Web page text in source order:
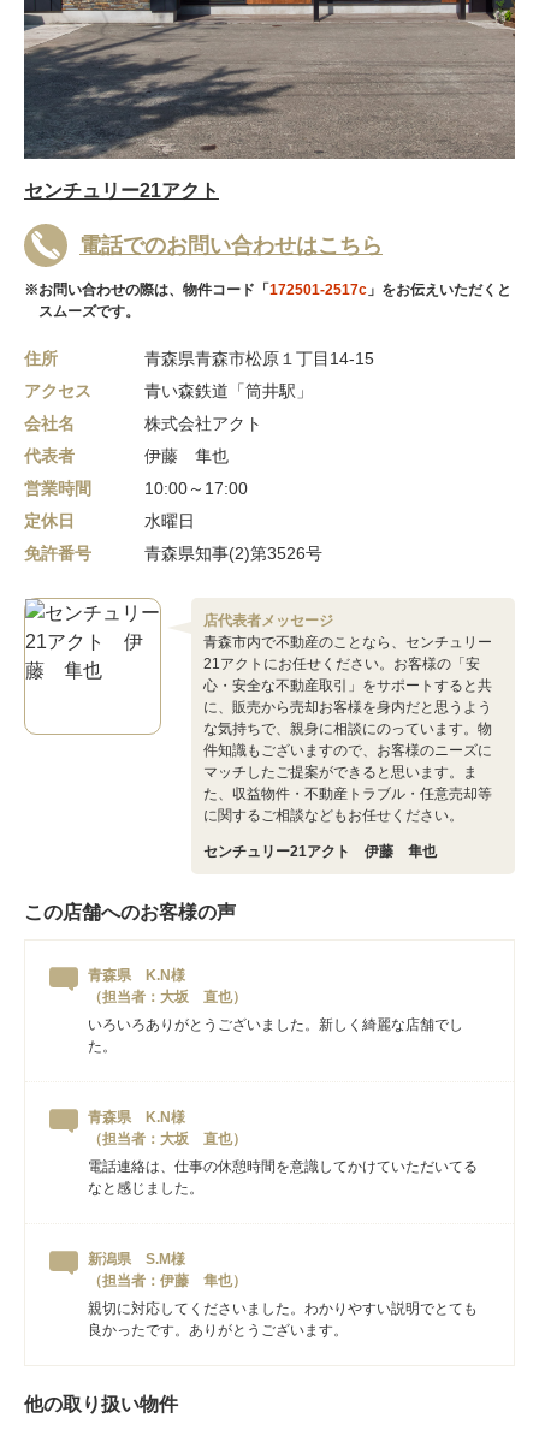
センチュリー21アクト
電話でのお問い合わせはこちら
※お問い合わせの際は、物件コード「 172501-2517c 」をお伝えいただくと
スムーズです。
住所
青森県青森市松原１丁目14-15
アクセス
青い森鉄道「筒井駅」
会社名
株式会社アクト
代表者
伊藤 隼也
営業時間
10:00～17:00
定休日
水曜日
免許番号
青森県知事(2)第3526号
店代表者メッセージ
青森市内で不動産のことなら、センチュリー
21アクトにお任せください。お客様の「安
心・安全な不動産取引」をサポートすると共
に、販売から売却お客様を身内だと思うよう
な気持ちで、親身に相談にのっています。物
件知識もございますので、お客様のニーズに
マッチしたご提案ができると思います。ま
た、収益物件・不動産トラブル・任意売却等
に関するご相談などもお任せください。
センチュリー21アクト 伊藤 隼也
この店舗へのお客様の声
青森県 K.N様
（担当者：大坂 直也）
いろいろありがとうございました。新しく綺麗な店舗でし
た。
青森県 K.N様
（担当者：大坂 直也）
電話連絡は、仕事の休憩時間を意識してかけていただいてる
なと感じました。
新潟県 S.M様
（担当者：伊藤 隼也）
親切に対応してくださいました。わかりやすい説明でとても
良かったです。ありがとうございます。
他の取り扱い物件